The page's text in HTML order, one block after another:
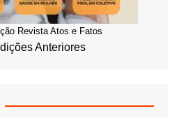
Revista Atos e Fatos
Anteriores